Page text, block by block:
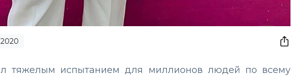
тяжелым испытанием для миллионов людей по всему